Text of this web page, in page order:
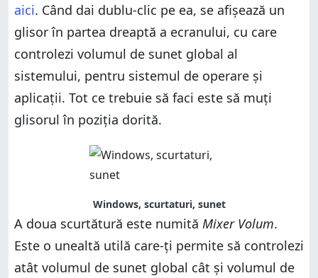
aici. Când dai dublu-clic pe ea, se afișează un
glisor în partea dreaptă a ecranului, cu care
controlezi volumul de sunet global al
sistemului, pentru sistemul de operare și
aplicații. Tot ce trebuie să faci este să muți
glisorul în poziția dorită.
Windows, scurtaturi, sunet
A doua scurtătură este numită Mixer Volum.
Este o unealtă utilă care-ți permite să controlezi
atât volumul de sunet global cât și volumul de